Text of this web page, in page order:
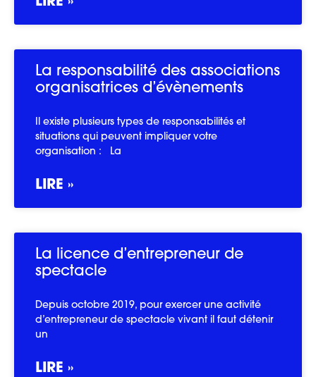
La responsabilité des associations
organisatrices d’évènements
Il existe plusieurs types de responsabilités et
situations qui peuvent impliquer votre
organisation : La
LIRE »
La licence d’entrepreneur de
spectacle
Depuis octobre 2019, pour exercer une activité
d’entrepreneur de spectacle vivant il faut détenir
un
LIRE »